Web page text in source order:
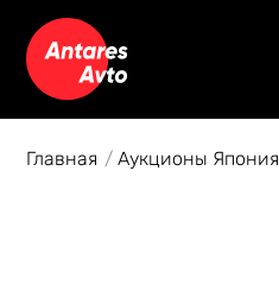
Главная Аукционы Япония